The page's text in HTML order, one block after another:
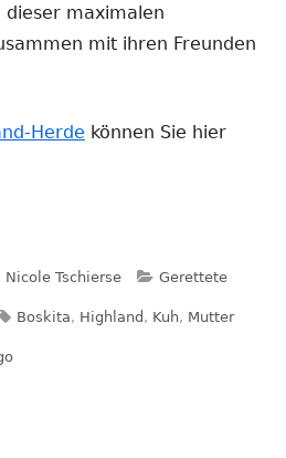
dieser maximalen
mit ihren Freunden
Herde können Sie hier
Autor
Nicole Tschierse Kategorien
Gerettete
Schlagwörter
Boskita, Highland , Kuh, Mutter